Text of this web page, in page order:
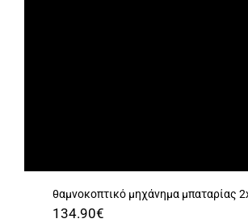
θαμνοκοπτικό μηχάνημα μπαταρίας
134.90€